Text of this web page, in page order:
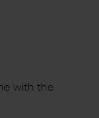
with the